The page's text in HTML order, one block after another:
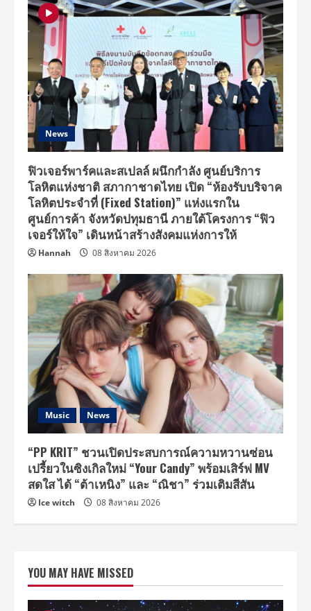
News
ฟิวเจอร์พาร์คและสเปลล์ ผนึกกำลัง ศูนย์บริการ
โลหิตแห่งชาติ สภากาชาดไทย เปิด “ห้องรับบริจาค
โลหิตประจำที่ (Fixed Station)” แห่งแรกใน
ศูนย์การค้า จังหวัดปทุมธานี ภายใต้โครงการ “ฟิว
เจอร์ให้ใจ” เดินหน้าสร้างสังคมแห่งการให้
Hannah 08 สิงหาคม 2026
Music News
“PP KRIT” ชวนเปิดประสบการณ์ความหวานซ่อน
เปรี้ยวในซิงเกิลใหม่ “Your Candy” พร้อมเสิร์ฟ MV
สดใส ได้ “ต้าเหนิง” และ “ณิชา” ร่วมเติมสีสัน
Ice witch 08 สิงหาคม 2026
YOU MAY HAVE MISSED